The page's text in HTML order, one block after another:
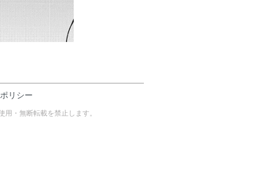
リシー
・無断転載を禁止します。